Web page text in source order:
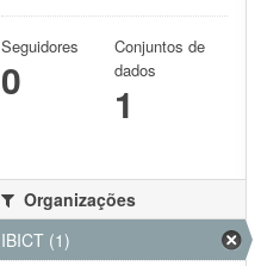
Seguidores
0
Conjuntos de
dados
1
Organizações
IBICT (1)